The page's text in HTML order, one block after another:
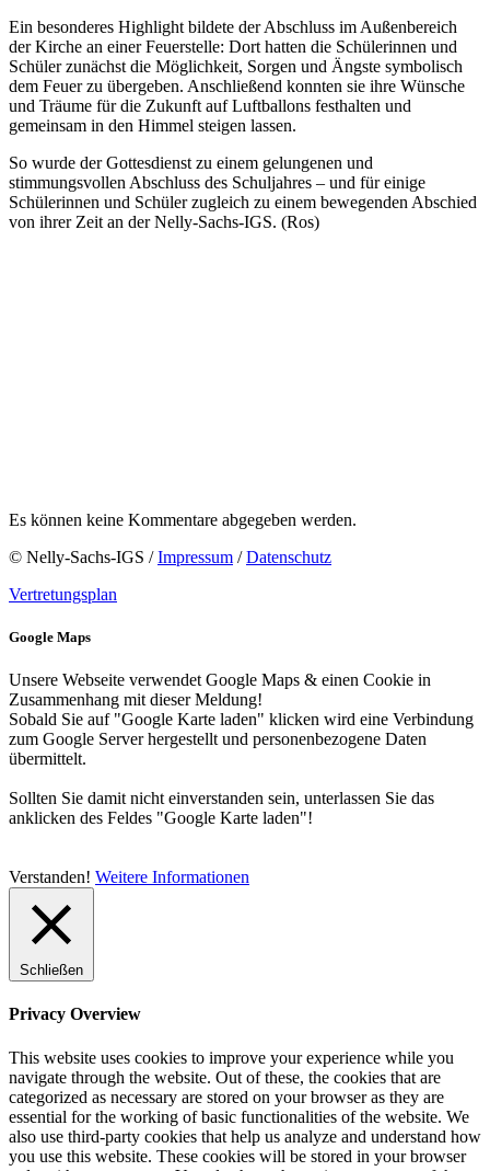
Ein besonderes Highlight bildete der Abschluss im Außenbereich
der Kirche an einer Feuerstelle: Dort hatten die Schülerinnen und
Schüler zunächst die Möglichkeit, Sorgen und Ängste symbolisch
dem Feuer zu übergeben. Anschließend konnten sie ihre Wünsche
und Träume für die Zukunft auf Luftballons festhalten und
gemeinsam in den Himmel steigen lassen.
So wurde der Gottesdienst zu einem gelungenen und
stimmungsvollen Abschluss des Schuljahres – und für einige
Schülerinnen und Schüler zugleich zu einem bewegenden Abschied
von ihrer Zeit an der Nelly-Sachs-IGS. (Ros)
Es können keine Kommentare abgegeben werden.
© Nelly-Sachs-IGS /Impressum /Datenschutz
Vertretungsplan
Google Maps
Unsere Webseite verwendet Google Maps & einen Cookie in
Zusammenhang mit dieser Meldung!
Sobald Sie auf "Google Karte laden" klicken wird eine Verbindung
zum Google Server hergestellt und personenbezogene Daten
übermittelt.
Sollten Sie damit nicht einverstanden sein, unterlassen Sie das
anklicken des Feldes "Google Karte laden"!
Verstanden! Weitere Informationen
Schließen
Privacy Overview
This website uses cookies to improve your experience while you
navigate through the website. Out of these, the cookies that are
categorized as necessary are stored on your browser as they are
essential for the working of basic functionalities of the website. We
also use third-party cookies that help us analyze and understand how
you use this website. These cookies will be stored in your browser